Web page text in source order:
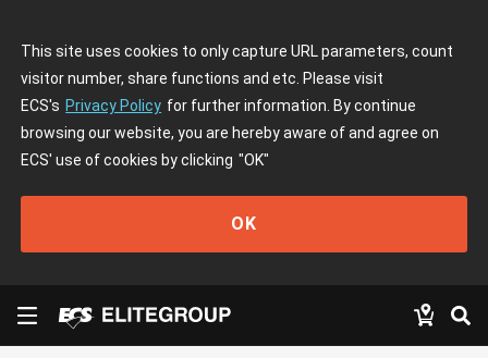
This site uses cookies to only capture URL parameters, count
visitor number, share functions and etc. Please visit
ECS's Privacy Policy for further information. By continue
browsing our website, you are hereby aware of and agree on
ECS' use of cookies by clicking "OK"
OK